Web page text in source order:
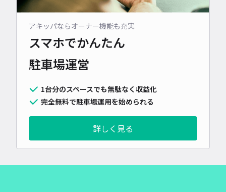
アキッパならオーナー機能も充実
スマホでかんたん
駐車場運営
1台分のスペースでも無駄なく収益化
完全無料で駐車場運用を始められる
詳しく見る